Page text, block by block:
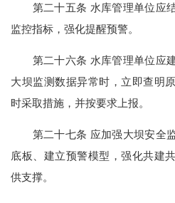
第二十五条 水库管理单位应结
监控指标，强化提醒预警。
第二十六条 水库管理单位应建
大坝监测数据异常时，立即查明
时采取措施，并按要求上报。
第二十七条 应加强大坝安全监
底板、建立预警模型，强化共建
供支撑。